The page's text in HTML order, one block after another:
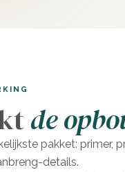
de
pakket: primer,
details.